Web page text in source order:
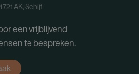
AK, Schijf
een vrijblijvend
te bespreken.